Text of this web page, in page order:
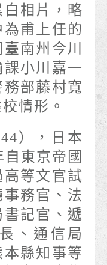
相片，略
甫上任的
南州今川
小川嘉一
部藤村寬
情形。
），日本
東京帝國
等文官試
務官、法
記官、遞
、通信局
縣知事等